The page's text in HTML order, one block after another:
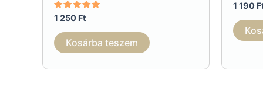
Értékelés:
5.00
/ 5
1 250 Ft
Kosárba teszem
1 190